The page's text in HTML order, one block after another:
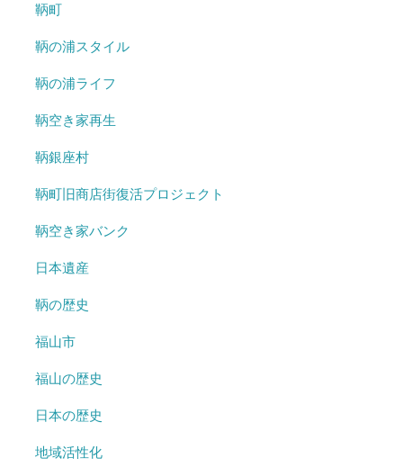
鞆町
鞆の浦スタイル
鞆の浦ライフ
鞆空き家再生
鞆銀座村
鞆町旧商店街復活プロジェクト
鞆空き家バンク
日本遺産
鞆の歴史
福山市
福山の歴史
日本の歴史
地域活性化